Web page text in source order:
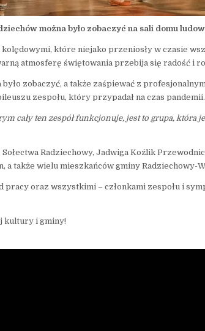
można było zobaczyć na sali domu
które niejako przeniosły w czasie
atmosferę świętowania przebija się radość i
zobaczyć, a także zaśpiewać z
zespołu, który przypadał na czas pandemii.
cały ten zespół funkcjonuje, jest to grupa, która
Radziechowy, Jadwiga Koźlik
także wielu mieszkańców gminy Radziechowy-
oraz wszystkimi – członkami zespołu i
kultury i gminy!